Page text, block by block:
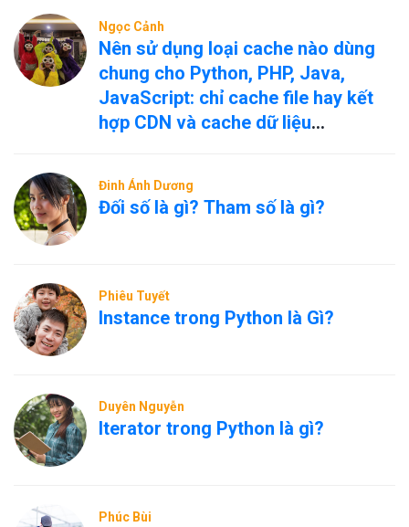
Ngọc Cảnh
Nên sử dụng loại cache nào dùng
chung cho Python, PHP, Java,
JavaScript: chỉ cache file hay kết
hợp CDN và cache dữ liệu
Đinh Ánh Dương
Đối số là gì? Tham số là gì?
Phiêu Tuyết
Instance trong Python là Gì?
Duyên Nguyễn
Iterator trong Python là gì?
Phúc Bùi